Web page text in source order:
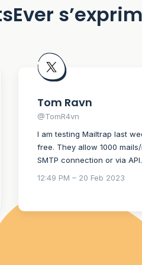
Tom Ravn
@TomR4vn
I am testing Mailtrap last
free. They allow 1000
SMTP connection or via
12:49 PM – 20 Feb 2023